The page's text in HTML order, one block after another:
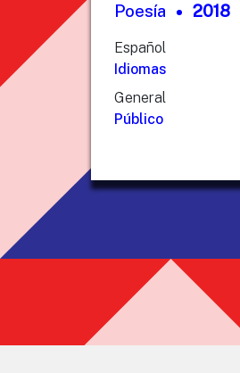
Poesía 2018
Español
Idiomas
General
Público